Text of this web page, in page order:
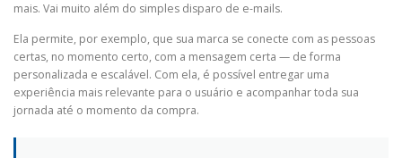
mais. Vai muito além do simples disparo de e-mails.
Ela permite, por exemplo, que sua marca se conecte com as pessoas
certas, no momento certo, com a mensagem certa — de forma
personalizada e escalável. Com ela, é possível entregar uma
experiência mais relevante para o usuário e acompanhar toda sua
jornada até o momento da compra.